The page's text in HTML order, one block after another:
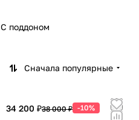
С поддоном
Сначала популярные
34 200 ₽38 000 ₽ -10%